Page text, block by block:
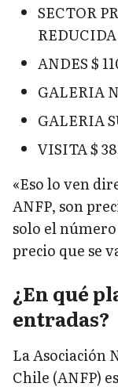
SECTOR
ANDES $
GALERIA
GALERIA
VISITA $
«Eso lo ven
ANFP, son
solo el
precio que se
¿En qué
entradas?
La Asociación
Chile (ANFP)